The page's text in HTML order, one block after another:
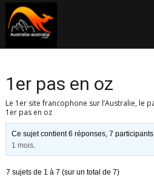
1er pas en oz
Le 1er site francophone sur l’Australie, le
1er pas en oz
Ce sujet contient 6 réponses, 7
1 mois.
7 sujets de 1 à 7 (sur un total de 7)